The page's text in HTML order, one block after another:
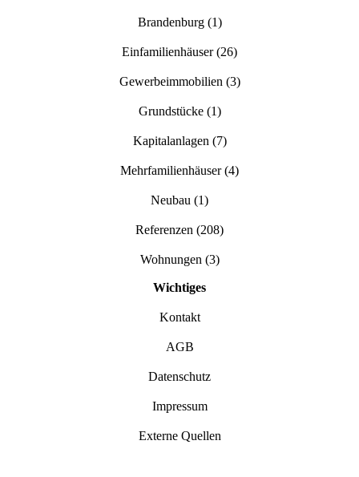
Brandenburg(1)
Einfamilienhäuser(26)
Gewerbeimmobilien (3)
Grundstücke(1)
Kapitalanlagen (7)
Mehrfamilienhäuser(4)
Neubau (1)
Referenzen (208)
Wohnungen (3)
Wichtiges
Kontakt
AGB
Datenschutz
Impressum
Externe Quellen